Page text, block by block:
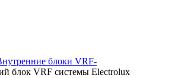
блоки VRF-
блок VRF системы Electrolux